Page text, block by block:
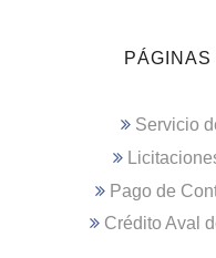
Servicio
Pago de
Crédito Aval